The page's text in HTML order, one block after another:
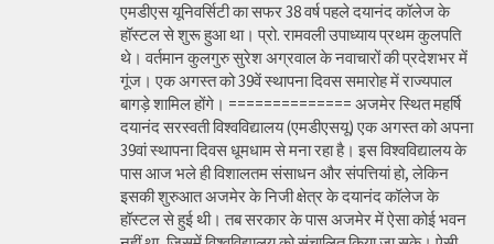
एमडीएस यूनिवर्सिटी का सफर 38 वर्ष पहले दयानंद कॉलेज के
हॉस्टल से शुरू हुआ था। प्रो. रामवली उपाध्याय प्रथम कुलपति
थे। वर्तमान कुलगुरु सुरेश अग्रवाल के नवाचारों की प्रदेशभर में
गूंज। एक अगस्त को 39वें स्थापना दिवस समारोह में राज्यपाल
बागड़े शामिल होंगे। ============== अजमेर स्थित महर्षि
दयानंद सरस्वती विश्वविद्यालय (एमडीएसयू) एक अगस्त को अपना
39वां स्थापना दिवस धूमधाम से मना रहा है। इस विश्वविद्यालय के
पास आज भले ही विशालतम संसाधन और संपत्तियां हो, लेकिन
इसकी शुरुआत अजमेर के निजी क्षेत्र के दयानंद कॉलेज के
हॉस्टल से हुई थी। तब सरकार के पास अजमेर में ऐसा कोई भवन